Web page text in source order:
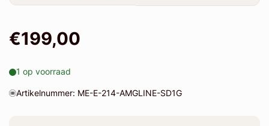
€199,00
1 op voorraad
Artikelnummer: ME-E-214-AMGLINE-SD1G